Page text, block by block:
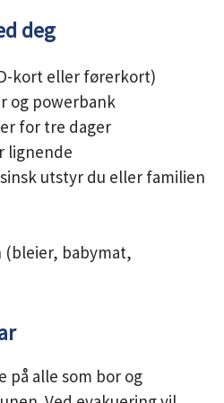
deg
kort eller førerkort)
og powerbank
for tre dager
lignende
utstyr du eller familien
(bleier, babymat,
på alle som bor og